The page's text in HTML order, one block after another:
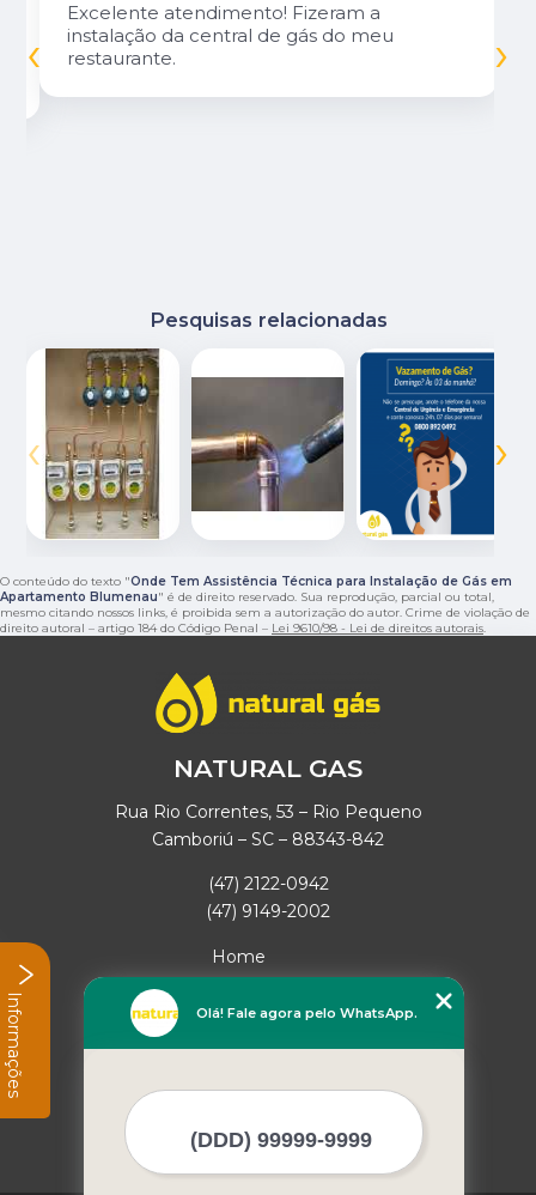
Excelente atendimento! Fizeram a
instalação da central de gás do meu
restaurante.
‹ ›
Pesquisas relacionadas
‹ ›
O conteúdo do texto "Onde Tem Assistência Técnica para Instalação de Gás em
Apartamento Blumenau" é de direito reservado. Sua reprodução, parcial ou total,
mesmo citando nossos links, é proibida sem a autorização do autor. Crime de violação de
direito autoral – artigo 184 do Código Penal – Lei 9610/98 - Lei de direitos autorais.
NATURAL GAS
Rua Rio Correntes, 53 – Rio Pequeno
Camboriú – SC – 88343-842
(47) 2122-0942
(47) 9149-2002
Home
Empresa
Missão
Mapa do site
Olá! Fale agora pelo WhatsApp.
Informações